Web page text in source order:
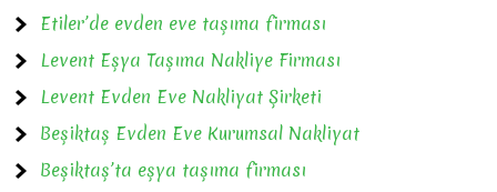
Etiler’de evden eve taşıma firması
Levent Eşya Taşıma Nakliye Firması
Levent Evden Eve Nakliyat Şirketi
Beşiktaş Evden Eve Kurumsal Nakliyat
Beşiktaş’ta eşya taşıma firması